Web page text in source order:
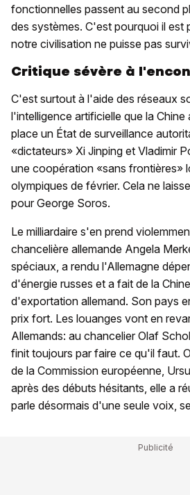
fonctionnelles passent au second
des systèmes. C'est pourquoi il est
notre civilisation ne puisse pas
Critique sévère à
C'est surtout à l'aide des réseaux
l'intelligence artificielle que la Chine
place un État de surveillance
«dictateurs» Xi Jinping et Vladimir
une coopération «sans frontières»
olympiques de février. Cela ne
pour George Soros.
Le milliardaire s'en prend
chancelière allemande Angela
spéciaux, a rendu l'Allemagne
d'énergie russes et a fait de la
d'exportation allemand. Son pays
prix fort. Les louanges vont en
Allemands: au chancelier Olaf
finit toujours par faire ce qu'il faut.
de la Commission européenne,
après des débuts hésitants, elle a
parle désormais d'une seule voix,